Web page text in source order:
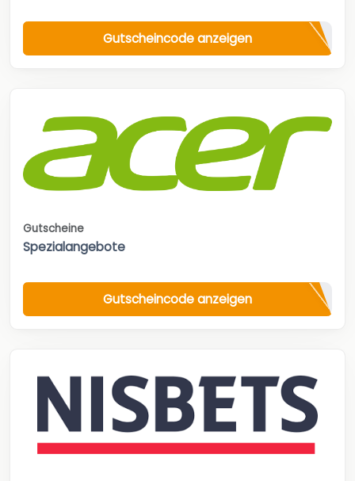
Gutscheincode anzeigen
Gutscheine
Spezialangebote
Gutscheincode anzeigen